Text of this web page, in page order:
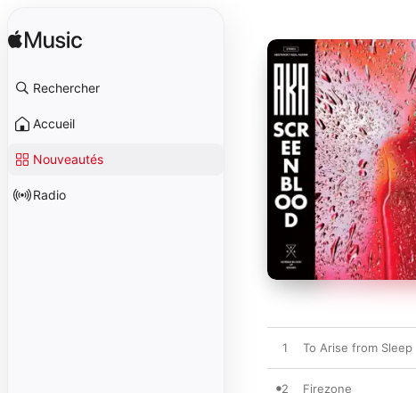
Rechercher
Accueil
Nouveautés
Radio
1 To Arise from Sleep
2 Firezone